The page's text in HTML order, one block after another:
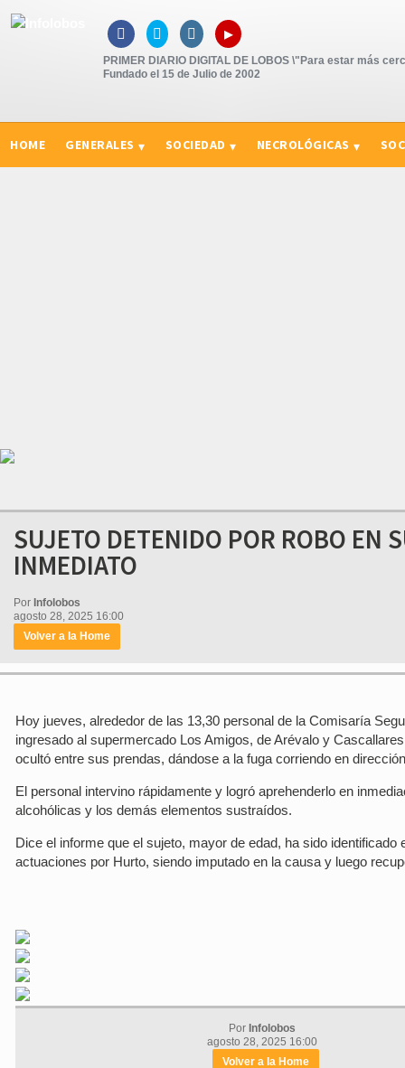
   ▸
PRIMER DIARIO DIGITAL DE LOBOS \"Para estar más
Fundado el 15 de Julio de 2002
HOME GENERALES SOCIEDAD NECROLÓGICAS
SUJETO DETENIDO POR ROBO EN
INMEDIATO
Por Infolobos
agosto 28, 2025 16:00
Volver a la Home
Hoy jueves, alrededor de las 13,30 personal de la Comisaría
ingresado al supermercado Los Amigos, de Arévalo y
ocultó entre sus prendas, dándose a la fuga corriendo en
El personal intervino rápidamente y logró aprehenderlo en
alcohólicas y los demás elementos sustraídos.
Dice el informe que el sujeto, mayor de edad, ha sido
actuaciones por Hurto, siendo imputado en la causa y luego
Por Infolobos
agosto 28, 2025 16:00
Volver a la Home